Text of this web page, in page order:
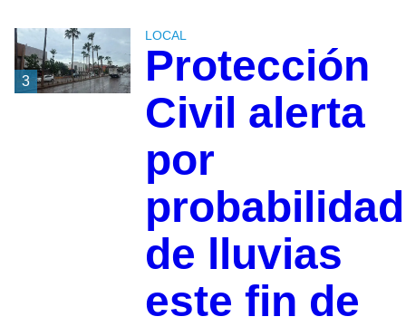
3
LOCAL
Protección
Civil alerta
por
probabilidad
de lluvias
este fin de